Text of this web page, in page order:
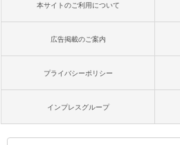
本サイトのご利用について
広告掲載のご案内
プライバシーポリシー
インプレスグループ